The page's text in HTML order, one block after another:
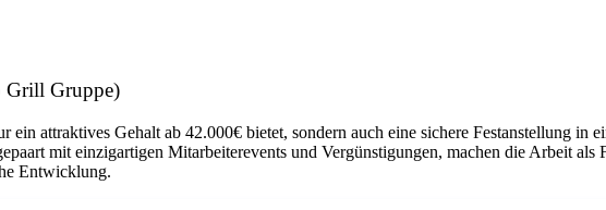
Grill Gruppe)
attraktives Gehalt ab 42.000€ bietet, sondern auch eine sichere Festanstellung in
mit einzigartigen Mitarbeiterevents und Vergünstigungen, machen die Arbeit als
Entwicklung.